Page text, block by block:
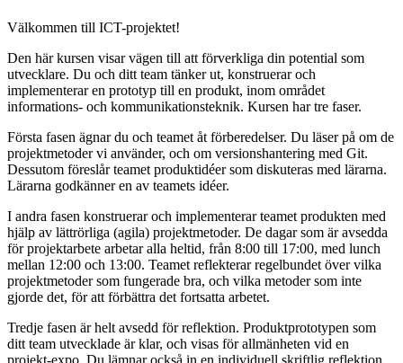
Välkommen till ICT-projektet!
Den här kursen visar vägen till att förverkliga din potential som
utvecklare. Du och ditt team tänker ut, konstruerar och
implementerar en prototyp till en produkt, inom området
informations- och kommunikationsteknik. Kursen har tre faser.
Första fasen ägnar du och teamet åt förberedelser. Du läser på om de
projektmetoder vi använder, och om versionshantering med Git.
Dessutom föreslår teamet produktidéer som diskuteras med lärarna.
Lärarna godkänner en av teamets idéer.
I andra fasen konstruerar och implementerar teamet produkten med
hjälp av lättrörliga (agila) projektmetoder. De dagar som är avsedda
för projektarbete arbetar alla heltid, från 8:00 till 17:00, med lunch
mellan 12:00 och 13:00. Teamet reflekterar regelbundet över vilka
projektmetoder som fungerade bra, och vilka metoder som inte
gjorde det, för att förbättra det fortsatta arbetet.
Tredje fasen är helt avsedd för reflektion. Produktprototypen som
ditt team utvecklade är klar, och visas för allmänheten vid en
projekt-expo. Du lämnar också in en individuell skriftlig reflektion,